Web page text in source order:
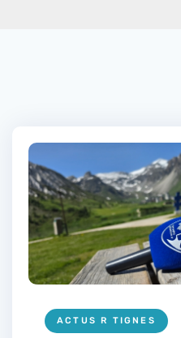
ACTUS R TIGNES